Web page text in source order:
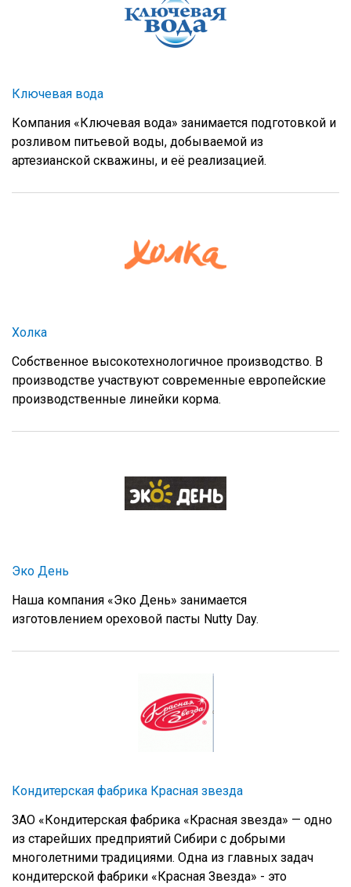
Ключевая вода
Компания «Ключевая вода» занимается подготовкой и
розливом питьевой воды, добываемой из
артезианской скважины, и её реализацией.
Холка
Собственное высокотехнологичное производство. В
производстве участвуют современные европейские
производственные линейки корма.
Эко День
Наша компания «Эко День» занимается
изготовлением ореховой пасты Nutty Day.
Кондитерская фабрика Красная звезда
ЗАО «Кондитерская фабрика «Красная звезда» — одно
из старейших предприятий Сибири с добрыми
многолетними традициями. Одна из главных задач
кондитерской фабрики «Красная Звезда» - это